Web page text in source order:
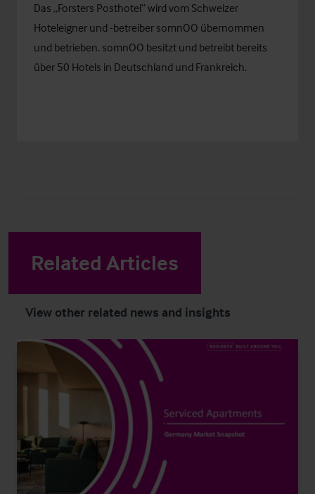
Das „Forsters Posthotel“ wird vom Schweizer
Hoteleigner und -betreiber somnOO übernommen
und betrieben. somnOO besitzt und betreibt bereits
über 50 Hotels in Deutschland und Frankreich.
Related Articles
View other related news and insights